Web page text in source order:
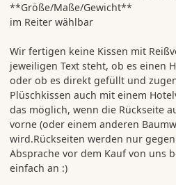
**Größe/Maße/Gewicht**
im Reiter wählbar
Wir fertigen keine Kissen mit
jeweiligen Text steht, ob es einen
oder ob es direkt gefüllt und
Plüschkissen auch mit einem
das möglich, wenn die Rückseite
vorne (oder einem anderen
wird.Rückseiten werden nur
Absprache vor dem Kauf von uns
einfach an :)